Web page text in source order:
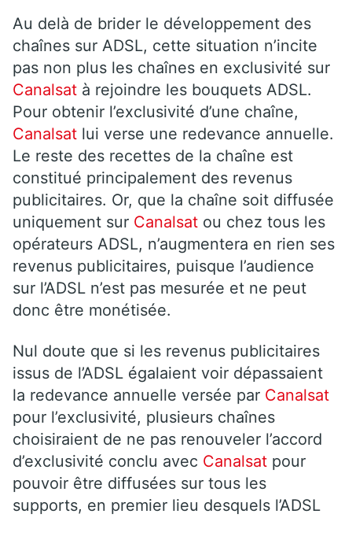
Au delà de brider le développement des
chaînes sur ADSL, cette situation n’incite
pas non plus les chaînes en exclusivité sur
Canalsat à rejoindre les bouquets ADSL.
Pour obtenir l’exclusivité d’une chaîne,
Canalsat lui verse une redevance annuelle.
Le reste des recettes de la chaîne est
constitué principalement des revenus
publicitaires. Or, que la chaîne soit diffusée
uniquement sur Canalsat ou chez tous les
opérateurs ADSL, n’augmentera en rien ses
revenus publicitaires, puisque l’audience
sur l’ADSL n’est pas mesurée et ne peut
donc être monétisée.
Nul doute que si les revenus publicitaires
issus de l’ADSL égalaient voir dépassaient
la redevance annuelle versée par Canalsat
pour l’exclusivité, plusieurs chaînes
choisiraient de ne pas renouveler l’accord
d’exclusivité conclu avec Canalsat pour
pouvoir être diffusées sur tous les
supports, en premier lieu desquels l’ADSL